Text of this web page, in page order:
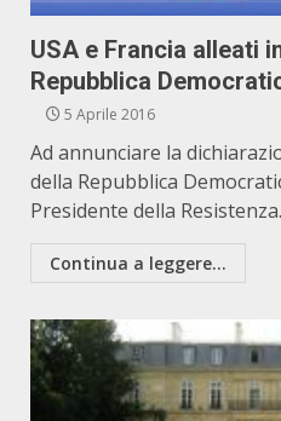
USA e Francia alleati
Repubblica
5 Aprile 2016
Ad annunciare la
della Repubblica
Presidente della
Continua a leggere...